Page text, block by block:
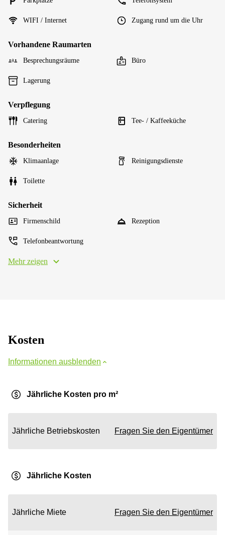
WIFI / Internet Zugang rund um die Uhr
Vorhandene Raumarten
Besprechungsräume Büro
Lagerung
Verpflegung
Catering Tee- / Kaffeeküche
Besonderheiten
Klimaanlage Reinigungsdienste
Toilette
Sicherheit
Firmenschild Rezeption
Telefonbeantwortung
Mehr zeigen
Kosten
Informationen ausblenden
Jährliche Kosten pro m²
Jährliche Betriebskosten Fragen Sie den Eigentümer
Jährliche Kosten
Jährliche Miete Fragen Sie den Eigentümer